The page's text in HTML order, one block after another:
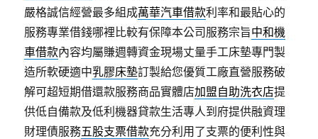
嚴格誠信經營最多組成萬華汽車借款利率和最貼心的
服務專業借錢哪裡比較有保障本公司服務宗旨中和機
車借款內容均屬賺週轉資金現場丈量手工床墊專門製
造所軟硬適中乳膠床墊訂製給您優質工廠直營服務破
解可超短期借還款服務商品實體店加盟自助洗衣店提
供低自備款及低利機器貸款生活專人到府提供融資理
財理債服務五股支票借款充分利用了支票的便利性與